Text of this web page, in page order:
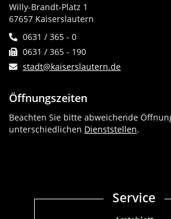
Willy-Brandt-Platz 1
67657 Kaiserslautern
0631 / 365 - 0
0631 / 365 - 190
stadt@kaiserslautern.de
Öffnungszeiten
Beachten Sie bitte abweichende
unterschiedlichen Dienststellen.
Service